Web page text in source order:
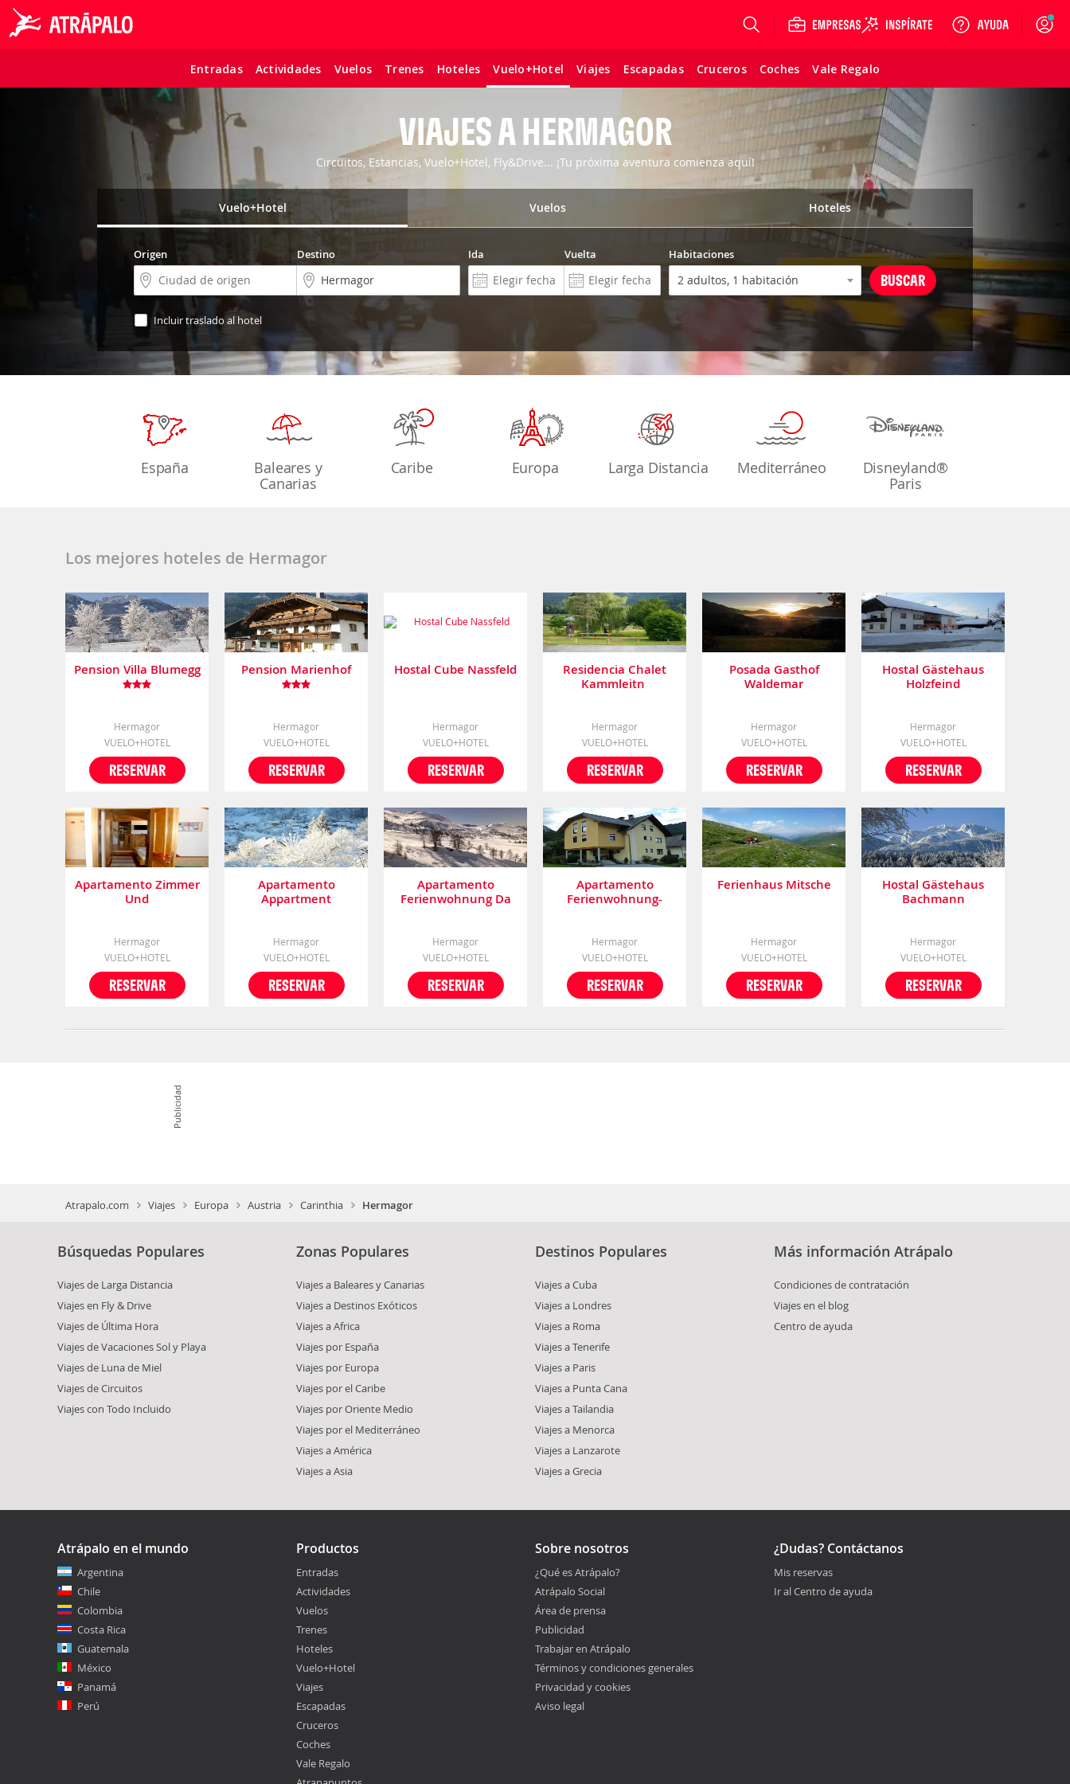
Entradas Actividades Vuelos Trenes Hoteles Vuelo+Hotel Viajes Escapadas Cruceros Coches Vale Regalo
Login
VIAJES A HERMAGOR
Circuitos, Estancias, Vuelo+Hotel, Fly&Drive... ¡Tu próxima aventura comienza aquí!
Vuelo+Hotel Vuelos Hoteles
Origen Destino Ida Vuelta Habitaciones
Incluir traslado al hotel
España
Baleares y
Canarias
Caribe Europa Larga Distancia Mediterráneo
Disneyland®
Paris
Los mejores hoteles de Hermagor
Pension Villa Blumegg
Hermagor
VUELO+HOTEL
RESERVAR
Pension Marienhof
Hermagor
VUELO+HOTEL
RESERVAR
Hostal Cube Nassfeld
Hermagor
VUELO+HOTEL
RESERVAR
Residencia Chalet
Kammleitn
Hermagor
VUELO+HOTEL
RESERVAR
Posada Gasthof
Waldemar
Hermagor
VUELO+HOTEL
RESERVAR
Hostal Gästehaus
Holzfeind
Hermagor
VUELO+HOTEL
RESERVAR
Apartamento Zimmer
Und
Hermagor
VUELO+HOTEL
RESERVAR
Apartamento
Appartment
Hermagor
VUELO+HOTEL
RESERVAR
Apartamento
Ferienwohnung Da
Hermagor
VUELO+HOTEL
RESERVAR
Apartamento
Ferienwohnung-
Hermagor
VUELO+HOTEL
RESERVAR
Ferienhaus Mitsche
Hermagor
VUELO+HOTEL
RESERVAR
Hostal Gästehaus
Bachmann
Hermagor
VUELO+HOTEL
RESERVAR
Publicidad
Atrapalo.com Viajes Europa Austria Carinthia Hermagor
Búsquedas Populares
Viajes de Larga Distancia
Viajes en Fly & Drive
Viajes de Última Hora
Viajes de Vacaciones Sol y Playa
Viajes de Luna de Miel
Viajes de Circuitos
Viajes con Todo Incluido
Zonas Populares
Viajes a Baleares y Canarias
Viajes a Destinos Exóticos
Viajes a Africa
Viajes por España
Viajes por Europa
Viajes por el Caribe
Viajes por Oriente Medio
Viajes por el Mediterráneo
Viajes a América
Viajes a Asia
Destinos Populares
Viajes a Cuba
Viajes a Londres
Viajes a Roma
Viajes a Tenerife
Viajes a Paris
Viajes a Punta Cana
Viajes a Tailandia
Viajes a Menorca
Viajes a Lanzarote
Viajes a Grecia
Más información Atrápalo
Condiciones de contratación
Viajes en el blog
Centro de ayuda
Atrápalo en el mundo
Argentina
Chile
Colombia
Costa Rica
Guatemala
México
Panamá
Perú
Productos
Entradas
Actividades
Vuelos
Trenes
Hoteles
Vuelo+Hotel
Viajes
Escapadas
Cruceros
Coches
Vale Regalo
Sobre nosotros
¿Qué es Atrápalo?
Atrápalo Social
Área de prensa
Publicidad
Trabajar en Atrápalo
Términos y condiciones generales
Privacidad y cookies
Aviso legal
¿Dudas? Contáctanos
Mis reservas
Ir al Centro de ayuda